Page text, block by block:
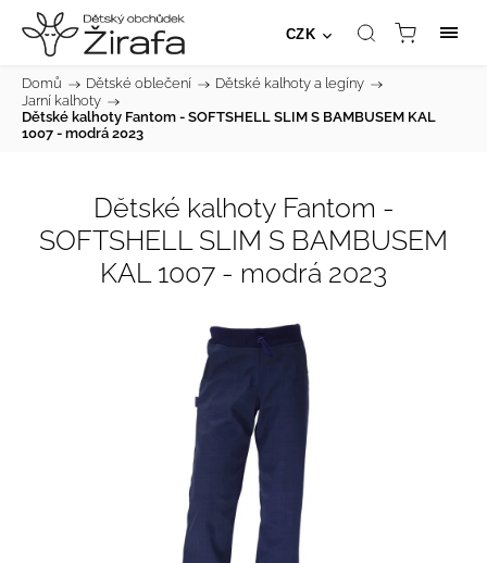
CZK
Domů / Dětské oblečení / Dětské kalhoty a legíny /
Jarní kalhoty /
Dětské kalhoty Fantom - SOFTSHELL SLIM S BAMBUSEM KAL
1007 - modrá 2023
Dětské kalhoty Fantom -
SOFTSHELL SLIM S BAMBUSEM
KAL 1007 - modrá 2023